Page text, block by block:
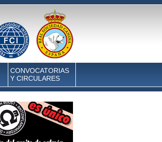
CONVOCATORIAS
Y CIRCULARES